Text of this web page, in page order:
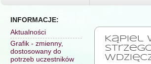
Kąpiel
INFORMACJE:
Aktualności
Grafik - zmienny,
dostosowany do
potrzeb uczestników